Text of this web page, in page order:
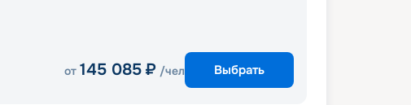
от 145 085 ₽ /чел Выбрать